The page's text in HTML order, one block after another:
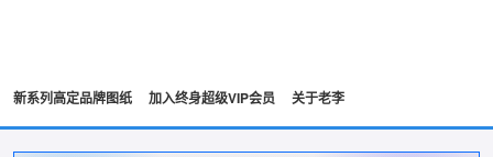
新系列高定品牌图纸 加入终身超级VIP会员 关于老李